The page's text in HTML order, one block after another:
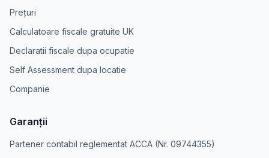
Prețuri
Calculatoare fiscale gratuite UK
Declaratii fiscale dupa ocupatie
Self Assessment dupa locatie
Companie
Garanții
Partener contabil reglementat ACCA (Nr. 09744355)